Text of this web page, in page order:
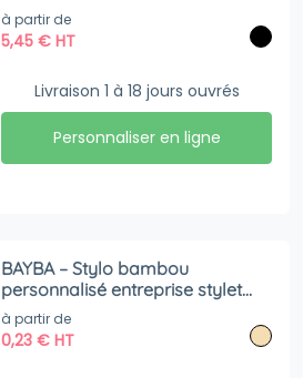
à partir de
5,45€ HT
Livraison 1 à 18 jours ouvrés
Personnaliser en ligne
BAYBA – Stylo bambou
personnalisé entreprise stylet
bambou
à partir de
0,23€ HT